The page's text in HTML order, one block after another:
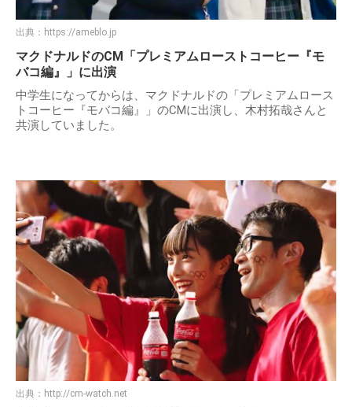
出典： https://ameblo.jp
マクドナルドのCM「プレミアムローストコーヒー『モ
バコ編』」に出演
中学生になってからは、マクドナルドの「プレミアムロース
トコーヒー『モバコ編』」のCMに出演し、木村拓哉さんと
共演していました。
出典： http://cm-watch.net